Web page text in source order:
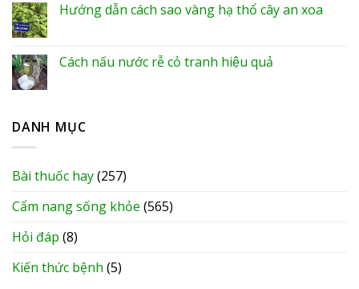
Hướng dẫn cách sao vàng hạ thổ cây an xoa
Cách nấu nước rễ cỏ tranh hiệu quả
DANH MỤC
Bài thuốc hay(257)
Cẩm nang sống khỏe (565)
Hỏi đáp (8)
Kiến thức bệnh (5)